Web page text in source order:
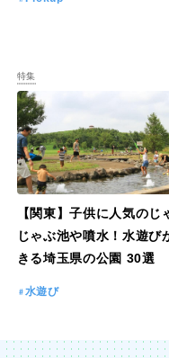
特集
【関東】子供に人気のじ
じゃぶ池や噴水！水遊び
きる埼玉県の公園 30選
水遊び